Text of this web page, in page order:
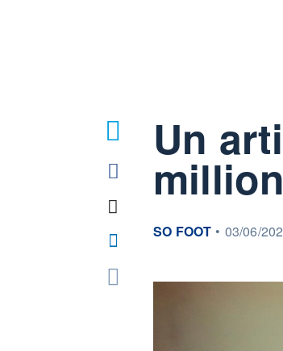
Un
information fournie
SO FOOT • 03/06/